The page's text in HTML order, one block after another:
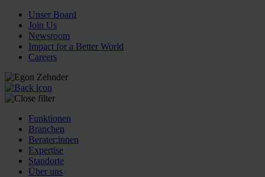
Unser Board
Join Us
Newsroom
Impact for a Better World
Careers
Funktionen
Branchen
Berater:innen
Expertise
Standorte
Über uns